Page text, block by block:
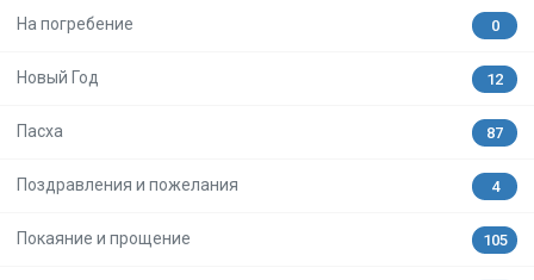
На погребение 0
Новый Год 12
Пасха 87
Поздравления и пожелания 4
Покаяние и прощение 105